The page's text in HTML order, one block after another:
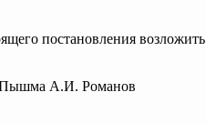
постановления
Пышма А.И. Романов